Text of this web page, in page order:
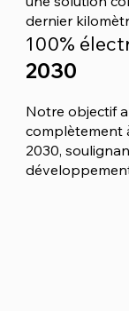
dernier
100%
2030
Notre objectif
complètement
2030,